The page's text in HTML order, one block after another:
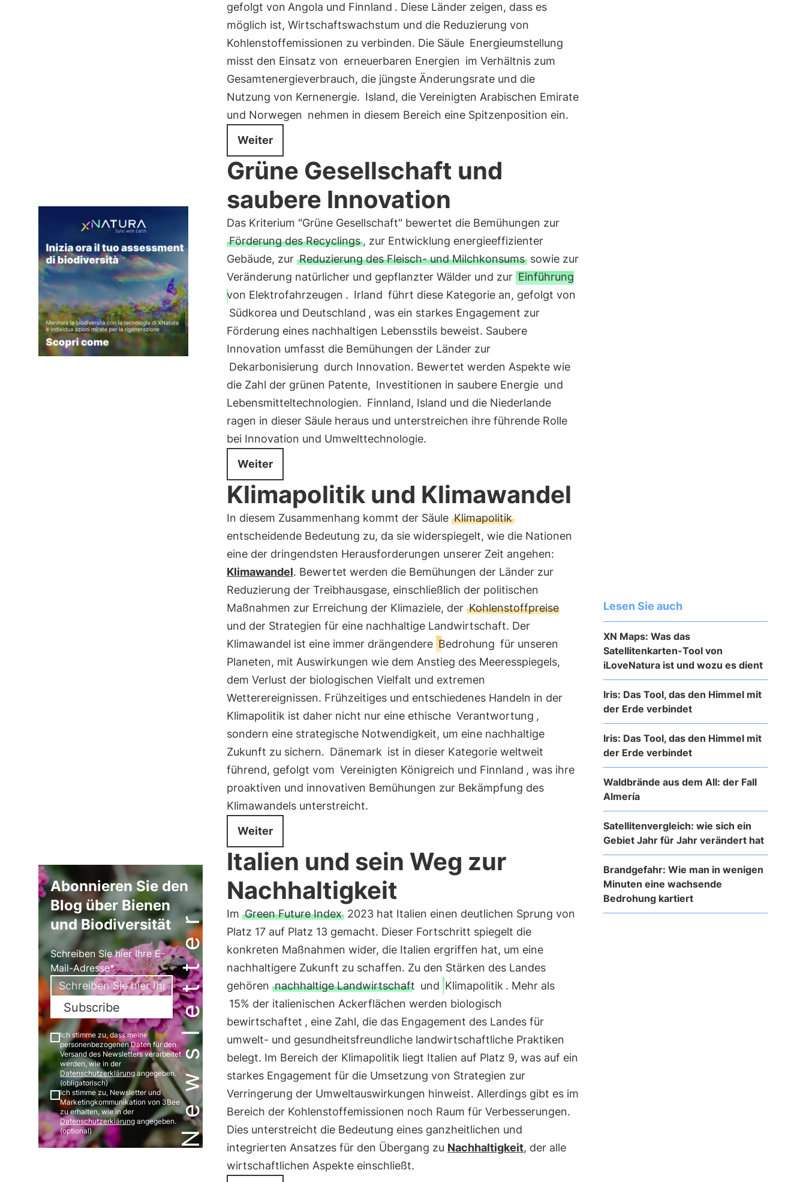
Newsletter
Abonnieren Sie den
Blog über Bienen
und Biodiversität
Schreiben Sie hier Ihre E-
Mail-Adresse*
Subscribe
Ich stimme zu, dass meine
personenbezogenen Daten für den
Versand des Newsletters verarbeitet
werden, wie in der
Datenschutzerklärungangegeben.
(obligatorisch)
Ich stimme zu, Newsletter und
Marketingkommunikation von 3Bee
zu erhalten, wie in der
Datenschutzerklärung angegeben.
(optional)
gefolgt von Angola und Finnland . Diese Länder zeigen, dass es
möglich ist, Wirtschaftswachstum und die Reduzierung von
Kohlenstoffemissionen zu verbinden. Die Säule Energieumstellung
misst den Einsatz von erneuerbaren Energien im Verhältnis zum
Gesamtenergieverbrauch, die jüngste Änderungsrate und die
Nutzung von Kernenergie. Island, die Vereinigten Arabischen Emirate
und Norwegen nehmen in diesem Bereich eine Spitzenposition ein.
Weiter
Grüne Gesellschaft und
saubere Innovation
Das Kriterium "Grüne Gesellschaft" bewertet die Bemühungen zur
Förderung des Recyclings, zur Entwicklung energieeffizienter
Gebäude, zur Reduzierung des Fleisch- und Milchkonsumssowie zur
Veränderung natürlicher und gepflanzter Wälder und zur Einführung
von Elektrofahrzeugen . Irland führt diese Kategorie an, gefolgt von
Südkorea und Deutschland , was ein starkes Engagement zur
Förderung eines nachhaltigen Lebensstils beweist. Saubere
Innovation umfasst die Bemühungen der Länder zur
Dekarbonisierung durch Innovation. Bewertet werden Aspekte wie
die Zahl der grünen Patente, Investitionen in saubere Energie und
Lebensmitteltechnologien. Finnland, Island und die Niederlande
ragen in dieser Säule heraus und unterstreichen ihre führende Rolle
bei Innovation und Umwelttechnologie.
Weiter
Klimapolitik und Klimawandel
In diesem Zusammenhang kommt der Säule Klimapolitik
entscheidende Bedeutung zu, da sie widerspiegelt, wie die Nationen
eine der dringendsten Herausforderungen unserer Zeit angehen:
Klimawandel. Bewertet werden die Bemühungen der Länder zur
Reduzierung der Treibhausgase, einschließlich der politischen
Maßnahmen zur Erreichung der Klimaziele, der Kohlenstoffpreise
und der Strategien für eine nachhaltige Landwirtschaft. Der
Klimawandel ist eine immer drängendere Bedrohung für unseren
Planeten, mit Auswirkungen wie dem Anstieg des Meeresspiegels,
dem Verlust der biologischen Vielfalt und extremen
Wetterereignissen. Frühzeitiges und entschiedenes Handeln in der
Klimapolitik ist daher nicht nur eine ethische Verantwortung ,
sondern eine strategische Notwendigkeit, um eine nachhaltige
Zukunft zu sichern. Dänemark ist in dieser Kategorie weltweit
führend, gefolgt vom Vereinigten Königreich und Finnland , was ihre
proaktiven und innovativen Bemühungen zur Bekämpfung des
Klimawandels unterstreicht.
Weiter
Italien und sein Weg zur
Nachhaltigkeit
Im Green Future Index2023 hat Italien einen deutlichen Sprung von
Platz 17 auf Platz 13 gemacht. Dieser Fortschritt spiegelt die
konkreten Maßnahmen wider, die Italien ergriffen hat, um eine
nachhaltigere Zukunft zu schaffen. Zu den Stärken des Landes
gehören nachhaltige Landwirtschaft und Klimapolitik . Mehr als
15% der italienischen Ackerflächen werden biologisch
bewirtschaftet , eine Zahl, die das Engagement des Landes für
umwelt- und gesundheitsfreundliche landwirtschaftliche Praktiken
belegt. Im Bereich der Klimapolitik liegt Italien auf Platz 9, was auf ein
starkes Engagement für die Umsetzung von Strategien zur
Verringerung der Umweltauswirkungen hinweist. Allerdings gibt es im
Bereich der Kohlenstoffemissionen noch Raum für Verbesserungen.
Dies unterstreicht die Bedeutung eines ganzheitlichen und
integrierten Ansatzes für den Übergang zu Nachhaltigkeit, der alle
wirtschaftlichen Aspekte einschließt.
Lesen Sie auch
XN Maps: Was das
Satellitenkarten-Tool von
iLoveNatura ist und wozu es dient
Iris: Das Tool, das den Himmel mit
der Erde verbindet
Iris: Das Tool, das den Himmel mit
der Erde verbindet
Waldbrände aus dem All: der Fall
Almería
Satellitenvergleich: wie sich ein
Gebiet Jahr für Jahr verändert hat
Brandgefahr: Wie man in wenigen
Minuten eine wachsende
Bedrohung kartiert